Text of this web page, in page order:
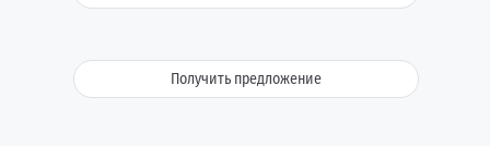
Получить предложение